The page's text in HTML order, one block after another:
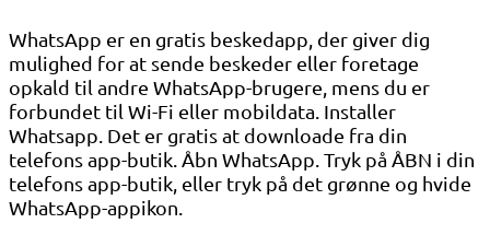
WhatsApp er en gratis beskedapp, der giver dig
mulighed for at sende beskeder eller foretage
opkald til andre WhatsApp-brugere, mens du er
forbundet til Wi-Fi eller mobildata. Installer
Whatsapp. Det er gratis at downloade fra din
telefons app-butik. Åbn WhatsApp. Tryk på ÅBN i din
telefons app-butik, eller tryk på det grønne og hvide
WhatsApp-appikon.